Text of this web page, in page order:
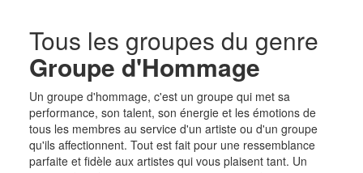
Tous les groupes du genre
Groupe d'Hommage
Un groupe d'hommage, c'est un groupe qui met sa
performance, son talent, son énergie et les émotions de
tous les membres au service d'un artiste ou d'un groupe
qu'ils affectionnent. Tout est fait pour une ressemblance
parfaite et fidèle aux artistes qui vous plaisent tant. Un